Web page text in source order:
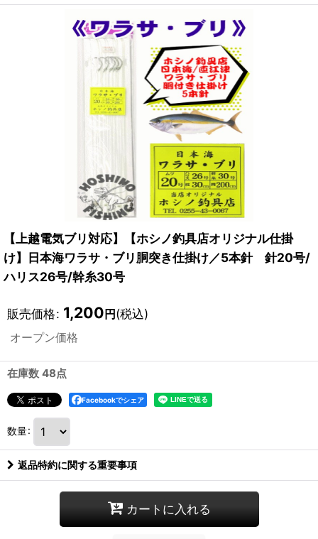
【上越電気ブリ対応】【ホシノ釣具店オリジナル仕掛
け】日本海ワラサ・ブリ胴突き仕掛け／5本針 針20号/
ハリス26号/幹糸30号
販売価格: 1,200円(税込)
オープン価格
在庫数 48点
Facebookでシェア
数量:
返品特約に関する重要事項
カートに入れる